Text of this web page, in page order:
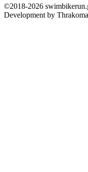
©2018-2026
Development by